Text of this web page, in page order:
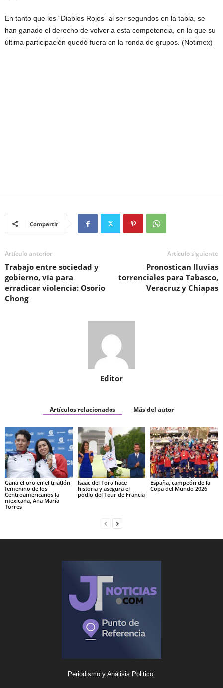
En tanto que los “Diablos Rojos” al ser segundos en la tabla, se
han ganado el derecho de volver a esta competencia, en la que su
última participación quedó fuera en la ronda de grupos. (Notimex)
Compartir
Artículo anterior
Trabajo entre sociedad y
gobierno, vía para
erradicar violencia: Osorio
Chong
Artículo siguiente
Pronostican lluvias
torrenciales para Tabasco,
Veracruz y Chiapas
Editor
Artículos relacionados Más del autor
Gana el oro en el triatlón
femenino de los
Centroamericanos la
mexicana, Ana María
Torres
Isaac del Toro hace
historia y asegura el
podio del Tour de Francia
España, campeón de la
Copa del Mundo 2026
Periodismo y Análisis Politico.